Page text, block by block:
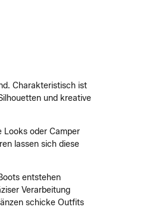
Charakteristisch ist
und kreative
Looks oder Camper
lassen sich diese
entstehen
Verarbeitung
schicke Outfits